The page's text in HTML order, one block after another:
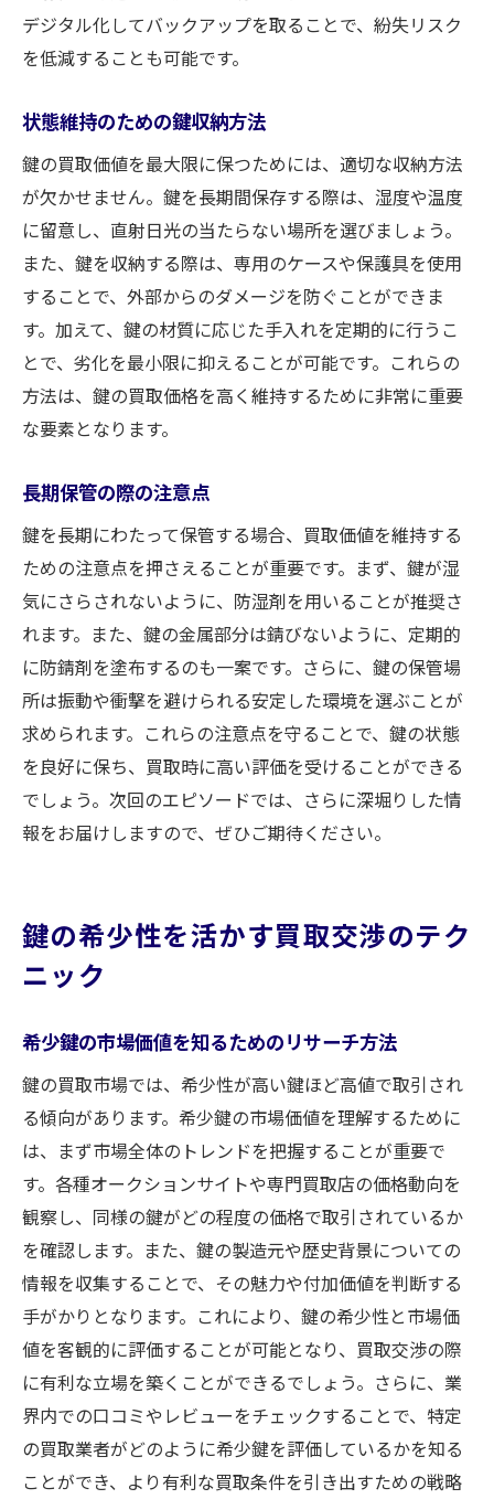
デジタル化してバックアップを取ることで、紛失リスク
を低減することも可能です。
状態維持のための鍵収納方法
鍵の買取価値を最大限に保つためには、適切な収納方法
が欠かせません。鍵を長期間保存する際は、湿度や温度
に留意し、直射日光の当たらない場所を選びましょう。
また、鍵を収納する際は、専用のケースや保護具を使用
することで、外部からのダメージを防ぐことができま
す。加えて、鍵の材質に応じた手入れを定期的に行うこ
とで、劣化を最小限に抑えることが可能です。これらの
方法は、鍵の買取価格を高く維持するために非常に重要
な要素となります。
長期保管の際の注意点
鍵を長期にわたって保管する場合、買取価値を維持する
ための注意点を押さえることが重要です。まず、鍵が湿
気にさらされないように、防湿剤を用いることが推奨さ
れます。また、鍵の金属部分は錆びないように、定期的
に防錆剤を塗布するのも一案です。さらに、鍵の保管場
所は振動や衝撃を避けられる安定した環境を選ぶことが
求められます。これらの注意点を守ることで、鍵の状態
を良好に保ち、買取時に高い評価を受けることができる
でしょう。次回のエピソードでは、さらに深堀りした情
報をお届けしますので、ぜひご期待ください。
鍵の希少性を活かす買取交渉のテク
ニック
希少鍵の市場価値を知るためのリサーチ方法
鍵の買取市場では、希少性が高い鍵ほど高値で取引され
る傾向があります。希少鍵の市場価値を理解するために
は、まず市場全体のトレンドを把握することが重要で
す。各種オークションサイトや専門買取店の価格動向を
観察し、同様の鍵がどの程度の価格で取引されているか
を確認します。また、鍵の製造元や歴史背景についての
情報を収集することで、その魅力や付加価値を判断する
手がかりとなります。これにより、鍵の希少性と市場価
値を客観的に評価することが可能となり、買取交渉の際
に有利な立場を築くことができるでしょう。さらに、業
界内での口コミやレビューをチェックすることで、特定
の買取業者がどのように希少鍵を評価しているかを知る
ことができ、より有利な買取条件を引き出すための戦略